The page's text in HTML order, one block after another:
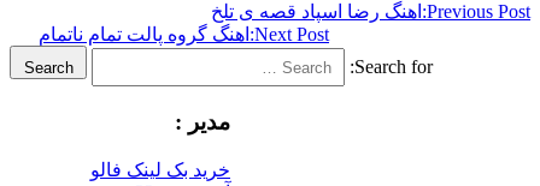
اهنگ رضا اسپاد قصه ی تلخ
Next Post: اهنگ گروه پالت تمام ناتمام
Search for:
خرید بک لینک فالو